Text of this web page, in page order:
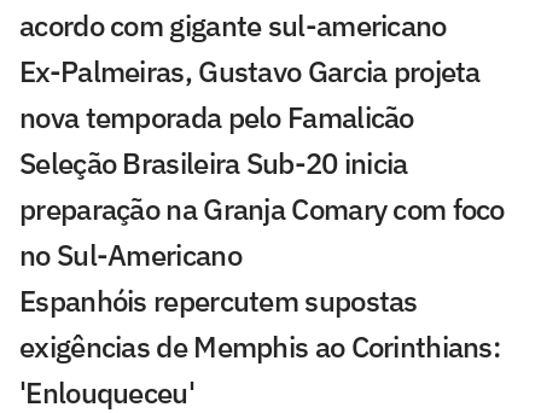
acordo com gigante sul-americano
Ex-Palmeiras, Gustavo Garcia projeta
nova temporada pelo Famalicão
Seleção Brasileira Sub-20 inicia
preparação na Granja Comary com foco
no Sul-Americano
Espanhóis repercutem supostas
exigências de Memphis ao Corinthians:
'Enlouqueceu'